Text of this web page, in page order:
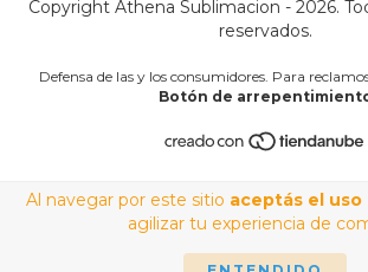
Al navegar por este sitio aceptás el
agilizar tu experiencia de
Copyright Athena Sublimacion - 2026.
reservados.
Defensa de las y los consumidores. Para
Botón de